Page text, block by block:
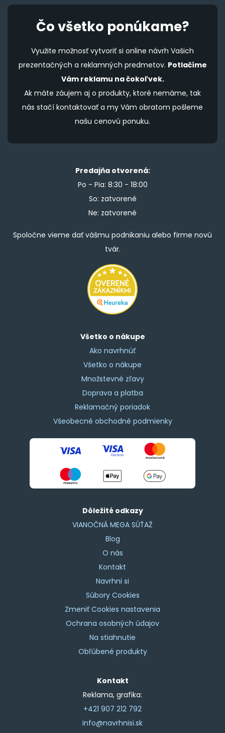
Čo všetko ponúkame?
Využite možnosť vytvoriť si online návrh Vašich
prezentačných a reklamných predmetov. Potlačíme
Vám reklamu na čokoľvek.
Ak máte záujem aj o produkty, ktoré nemáme, tak
nás stačí kontaktovať a my Vám obratom pošleme
našu cenovú ponuku.
Predajňa otvorená:
Po - Pia: 8:30 - 18:00
So: zatvorené
Ne: zatvorené
Spoločne vieme dať vášmu podnikaniu alebo firme novú
tvár.
Všetko o nákupe
Ako navrhnúť
Všetko o nákupe
Množstevné zľavy
Doprava a platba
Reklamačný poriadok
Všeobecné obchodné podmienky
Dôležité odkazy
VIANOČNÁ MEGA SÚŤAŽ
Blog
O nás
Kontakt
Navrhni si
Súbory Cookies
Zmeniť Cookies nastavenia
Ochrana osobných údajov
Na stiahnutie
Obľúbené produkty
Kontakt
Reklama, grafika:
+421 907 212 792
info@navrhnisi.sk